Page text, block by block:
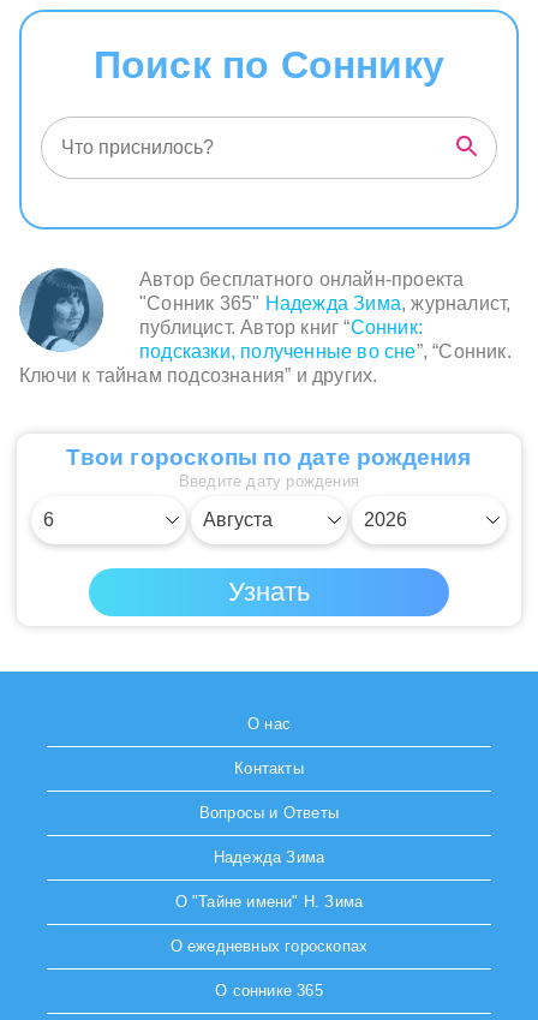
Поиск по Соннику
Автор бесплатного онлайн-проекта
"Сонник 365" Надежда Зима, журналист,
публицист. Автор книг “Сонник:
подсказки, полученные во сне”, “Сонник.
Ключи к тайнам подсознания” и других.
Твои гороскопы по дате рождения
Введите дату рождения
О нас
Контакты
Вопросы и Ответы
Надежда Зима
О "Тайне имени" Н. Зима
О ежедневных гороскопах
О соннике 365